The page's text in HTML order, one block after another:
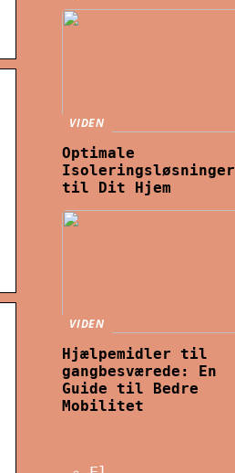
VIDEN
Optimale
Isoleringsløsninger
til Dit Hjem
VIDEN
Hjælpemidler til
gangbesværede: En
Guide til Bedre
Mobilitet